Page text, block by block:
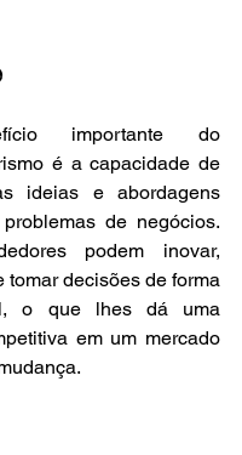
importante do
é a capacidade de
ideias e abordagens
de negócios.
podem inovar,
tomar decisões de forma
o que lhes dá uma
em um mercado